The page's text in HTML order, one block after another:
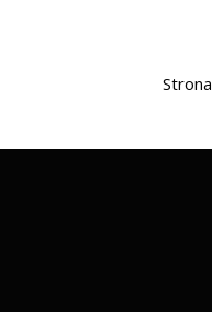
Strona